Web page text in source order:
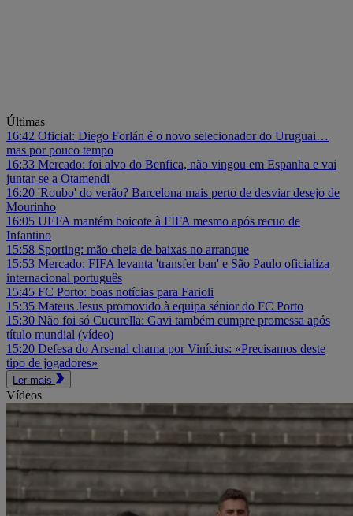
Últimas
16:42 Oficial: Diego Forlán é o novo selecionador do Uruguai…
mas por pouco tempo
16:33 Mercado: foi alvo do Benfica, não vingou em Espanha e vai
juntar-se a Otamendi
16:20 'Roubo' do verão? Barcelona mais perto de desviar desejo de
Mourinho
16:05 UEFA mantém boicote à FIFA mesmo após recuo de
Infantino
15:58 Sporting: mão cheia de baixas no arranque
15:53 Mercado: FIFA levanta 'transfer ban' e São Paulo oficializa
internacional português
15:45 FC Porto: boas notícias para Farioli
15:35 Mateus Jesus promovido à equipa sénior do FC Porto
15:30 Não foi só Cucurella: Gavi também cumpre promessa após
título mundial (vídeo)
15:20 Defesa do Arsenal chama por Vinícius: «Precisamos deste
tipo de jogadores»
Ler mais
Vídeos